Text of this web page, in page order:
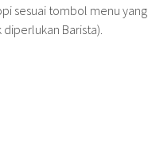
sesuai tombol menu yang
Barista).